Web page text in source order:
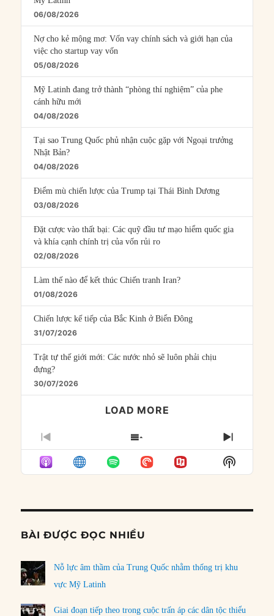
06/08/2026
Nợ cho kẻ mộng mơ: Vốn vay chính sách và giới hạn của
việc cho startup vay vốn
05/08/2026
Mỹ Latinh đang trở thành “phòng thí nghiệm” của phe
cánh hữu mới
04/08/2026
Tại sao Trung Quốc phủ nhận cuộc gặp với Ngoại trưởng
Nhật Bản?
04/08/2026
Điểm mù chiến lược của Trump tại Thái Bình Dương
03/08/2026
Đặt cược vào thất bại: Các quỹ đầu tư mạo hiểm quốc gia
và khía cạnh chính trị của vốn rủi ro
02/08/2026
Làm thế nào để kết thúc Chiến tranh Iran?
01/08/2026
Chiến lược kế tiếp của Bắc Kinh ở Biển Đông
31/07/2026
Trật tự thế giới mới: Các nước nhỏ sẽ luôn phải chịu
đựng?
30/07/2026
LOAD MORE
PREVIOUS
EPISODE
SHOW
EPISODES
LIST
NEXT
Show
Podcast
BÀI ĐƯỢC ĐỌC NHIỀU
Nỗ lực âm thầm của Trung Quốc nhằm thống trị khu
vực Mỹ Latinh
Giai đoạn tiếp theo trong cuộc trấn áp các dân tộc thiểu